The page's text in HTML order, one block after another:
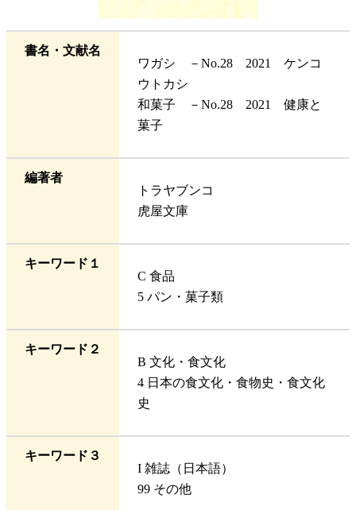
書名・文献名
ワガシ －No.28 2021 ケンコ
ウトカシ
和菓子 －No.28 2021 健康と
菓子
編著者
トラヤブンコ
虎屋文庫
キーワード１
C 食品
5 パン・菓子類
キーワード２
B 文化・食文化
4 日本の食文化・食物史・食文化
史
キーワード３
I 雑誌（日本語）
99 その他